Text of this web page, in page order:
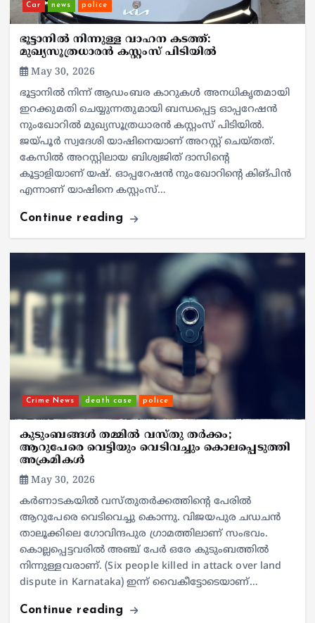
Car news police
ഭൂട്ടാനിൽ നിന്നുള്ള വാഹന കടത്ത്:
മുഖ്യസൂത്രധാരൻ കസ്റ്റംസ് പിടിയിൽ
May 30, 2026
ഭൂട്ടാനിൽ നിന്ന് ആഡംബര കാറുകൾ അനധികൃതമായി
ഇറക്കുമതി ചെയ്യുന്നതുമായി ബന്ധപ്പെട്ട ഓപ്പറേഷൻ
നുംഖോറിൽ മുഖ്യസൂത്രധാരൻ കസ്റ്റംസ് പിടിയിൽ.
ജയ്പൂർ സ്വദേശി യാഷിനെയാണ് അറസ്റ്റ് ചെയ്തത്.
കേസിൽ അറസ്റ്റിലായ ബിശ്വജിത് ദാസിന്റെ
കൂട്ടാളിയാണ് യഷ്. ഓപ്പറേഷൻ നുംഖോറിന്റെ കിങ്പിൻ
എന്നാണ് യാഷിനെ കസ്റ്റംസ്…
Continue reading
Crime News death case police
കുടുംബങ്ങള്‍ തമ്മില്‍ വസ്തു തര്‍ക്കം;
ആറുപേരെ വെട്ടിയും വെടിവച്ചും കൊലപ്പെടുത്തി
അക്രമികള്‍
May 30, 2026
കര്‍ണാടകയില്‍ വസ്തുതര്‍ക്കത്തിന്റെ പേരില്‍
ആറുപേരെ വെടിവെച്ചു കൊന്നു. വിജയപുര ചഡചന്‍
താലൂക്കിലെ ഗോവിന്ദപുര ഗ്രാമത്തിലാണ് സംഭവം.
കൊല്ലപ്പെട്ടവരില്‍ അഞ്ച് പേര്‍ ഒരേ കുടുംബത്തില്‍
നിന്നുള്ളവരാണ്. (Six people killed in attack over land
dispute in Karnataka) ഇന്ന് വൈകീട്ടോടെയാണ്…
Continue reading